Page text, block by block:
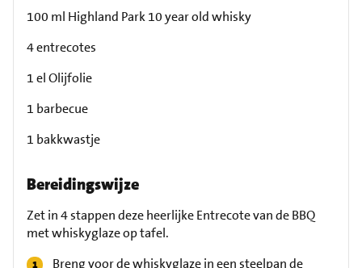
100 ml Highland Park 10 year old whisky
4 entrecotes
1 el Olijfolie
1 barbecue
1 bakkwastje
Bereidingswijze
Zet in 4 stappen deze heerlijke Entrecote van de BBQ
met whiskyglaze op tafel.
Breng voor de whiskyglaze in een steelpan de